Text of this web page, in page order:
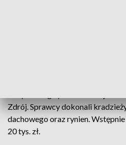
Zdrój. Sprawcy dokonali
dachowego oraz rynien.
20 tys. zł.